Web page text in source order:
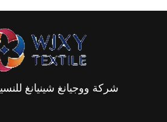
شركة ووجيانغ شينيانغ